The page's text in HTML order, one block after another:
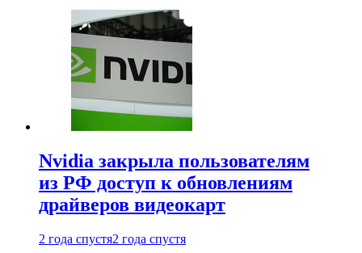
Nvidia закрыла пользователям
из РФ доступ к обновлениям
драйверов видеокарт
2 года спустя2 года спустя